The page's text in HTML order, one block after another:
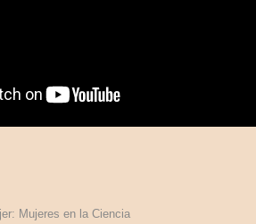
Mujeres en la Ciencia